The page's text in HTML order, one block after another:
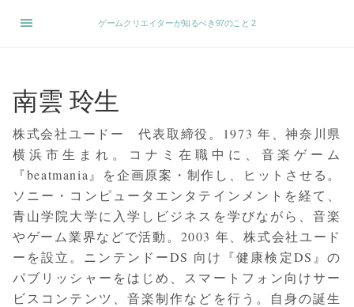
ゲームクリエイターが知るべき97のこと 2
南雲 玲生
株式会社ユードー 代表取締役。1973 年、神奈川県
横浜市生まれ。コナミ在職中に、音楽ゲーム
『beatmania』を企画原案・制作し、ヒットさせる。
ソニー・コンピュータエンタテインメントを経て、
青山学院大学に入学しビジネスを学びながら、音楽
やゲーム業界などで活動。2003 年、株式会社ユード
ーを設立。ニンテンドーDS 向け『健康検定DS』の
パブリッシャーをはじめ、スマートフォン向けサー
ビスコンテンツ、音楽制作などを行う。自身の誕生